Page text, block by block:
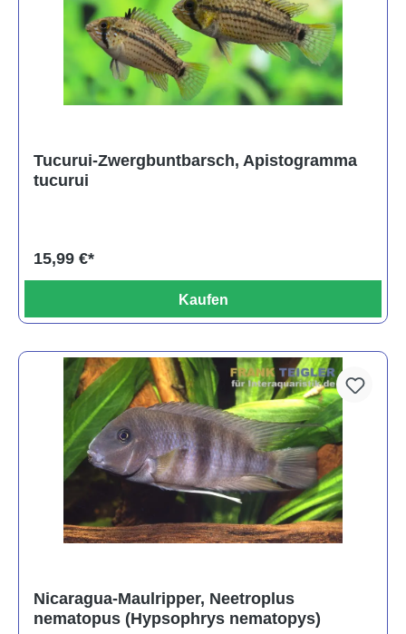
Tucurui-Zwergbuntbarsch, Apistogramma
tucurui
15,99 €*
Kaufen
Nicaragua-Maulripper, Neetroplus
nematopus (Hypsophrys nematopys)